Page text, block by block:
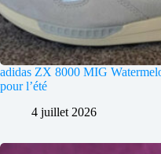
adidas ZX 8000 MIG
pour l’été
4 juillet 2026